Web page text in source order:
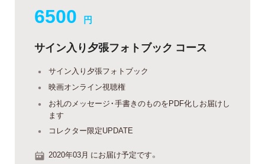
6500 円
サイン入り夕張フォトブック コース
サイン入り夕張フォトブック
映画オンライン視聴権
お礼のメッセージ・手書きのものをPDF化しお届けし
ます
コレクター限定UPDATE
2020年03月 にお届け予定です。